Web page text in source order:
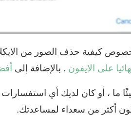
كيفية حذف الصور من
على الايفون . بالإضافة إلى أفضل 10 تطبيقات
ما ، أو كان لديك أي
أكثر من سعداء لمساعدتك.